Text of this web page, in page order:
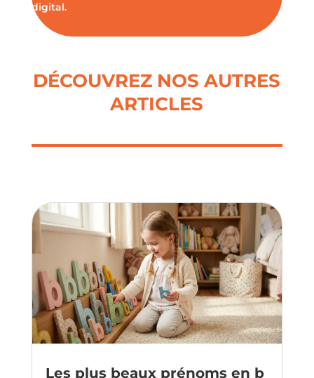
digital.
DÉCOUVREZ NOS AUTRES
ARTICLES
Les plus beaux prénoms en b